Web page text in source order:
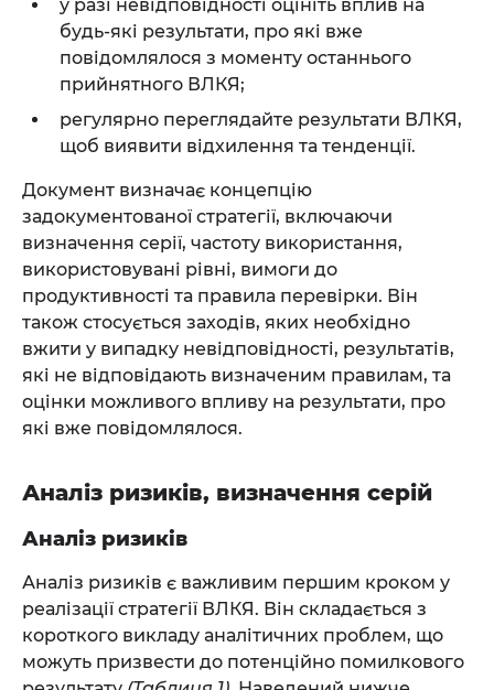
у разі невідповідності оцініть вплив на
будь-які результати, про які вже
повідомлялося з моменту останнього
прийнятного ВЛКЯ;
регулярно переглядайте результати ВЛКЯ,
щоб виявити відхилення та тенденції.
Документ визначає концепцію
задокументованої стратегії, включаючи
визначення серії, частоту використання,
використовувані рівні, вимоги до
продуктивності та правила перевірки. Він
також стосується заходів, яких необхідно
вжити у випадку невідповідності, результатів,
які не відповідають визначеним правилам, та
оцінки можливого впливу на результати, про
які вже повідомлялося.
Аналіз ризиків, визначення серій
Аналіз ризиків
Аналіз ризиків є важливим першим кроком у
реалізації стратегії ВЛКЯ. Він складається з
короткого викладу аналітичних проблем, що
можуть призвести до потенційно помилкового